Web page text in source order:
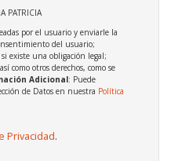
PATRICIA
por el usuario y enviarle la
del usuario;
existe una obligación legal;
como otros derechos, como se
Adicional: Puede
de Datos en nuestra Política
Privacidad.